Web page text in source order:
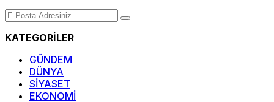
KATEGORİLER
GÜNDEM
DÜNYA
SİYASET
EKONOMİ